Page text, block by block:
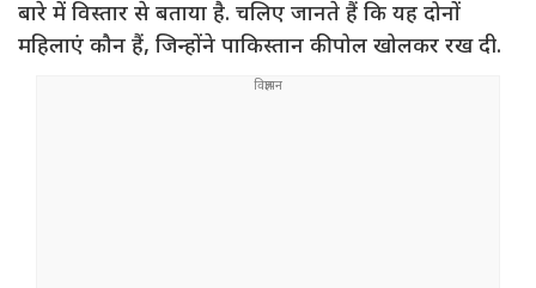
बारे में विस्तार से बताया है. चलिए जानते हैं कि यह दोनों
महिलाएं कौन हैं, जिन्होंने पाकिस्तान की पोल खोलकर रख दी.